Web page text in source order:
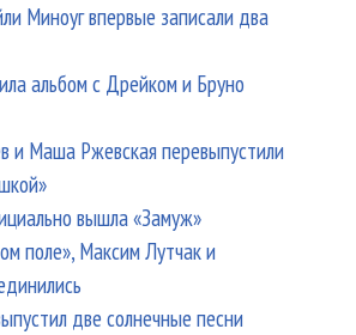
Миноуг впервые записали два
альбом с Дрейком и Бруно
и Маша Ржевская перевыпустили
вышла «Замуж»
поле», Максим Лутчак и
две солнечные песни